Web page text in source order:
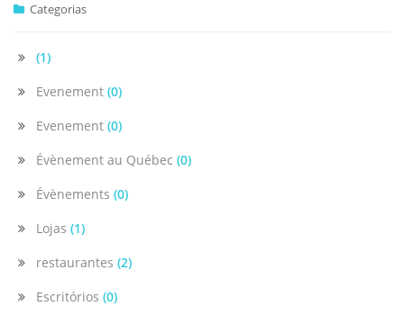
Categorias
(1)
Evenement (0)
Evenement (0)
Évènement au Québec (0)
Évènements (0)
Lojas (1)
restaurantes (2)
Escritórios (0)